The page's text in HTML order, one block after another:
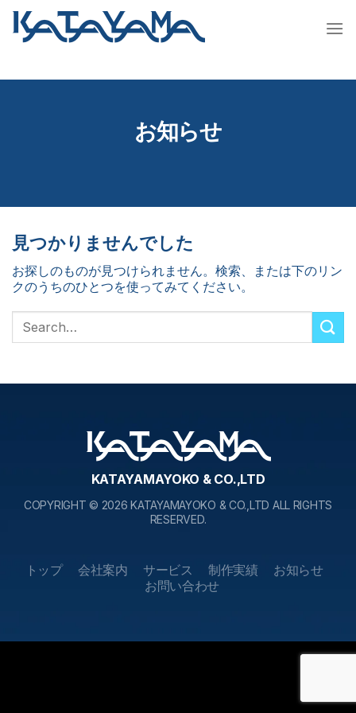
Skip
content
お知らせ
見つかりませんでした
お探しのものが見つけられません。検索、または下のリン
クのうちのひとつを使ってみてください。
KATAYAMAYOKO & CO.,LTD
COPYRIGHT © 2026 KATAYAMAYOKO & CO.,LTD ALL RIGHTS
RESERVED.
トップ 会社案内 サービス 制作実績
お知らせ
お問い合わせ